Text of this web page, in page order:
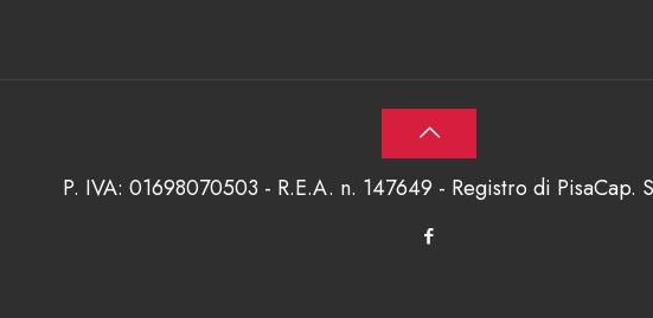
P. IVA: 01698070503 - R.E.A. n. 147649 - Registro di